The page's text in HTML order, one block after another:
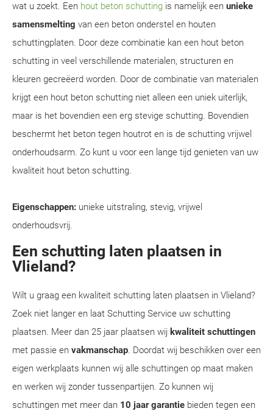
wat u zoekt. Een hout beton schutting is namelijk een unieke
samensmelting van een beton onderstel en houten
schuttingplaten. Door deze combinatie kan een hout beton
schutting in veel verschillende materialen, structuren en
kleuren gecreëerd worden. Door de combinatie van materialen
krijgt een hout beton schutting niet alleen een uniek uiterlijk,
maar is het bovendien een erg stevige schutting. Bovendien
beschermt het beton tegen houtrot en is de schutting vrijwel
onderhoudsarm. Zo kunt u voor een lange tijd genieten van uw
kwaliteit hout beton schutting.
Eigenschappen: unieke uitstraling, stevig, vrijwel
onderhoudsvrij.
Een schutting laten plaatsen in
Vlieland?
Wilt u graag een kwaliteit schutting laten plaatsen in Vlieland?
Zoek niet langer en laat Schutting Service uw schutting
plaatsen. Meer dan 25 jaar plaatsen wij kwaliteit schuttingen
met passie en vakmanschap. Doordat wij beschikken over een
eigen werkplaats kunnen wij alle schuttingen op maat maken
en werken wij zonder tussenpartijen. Zo kunnen wij
schuttingen met meer dan 10 jaar garantie bieden tegen een